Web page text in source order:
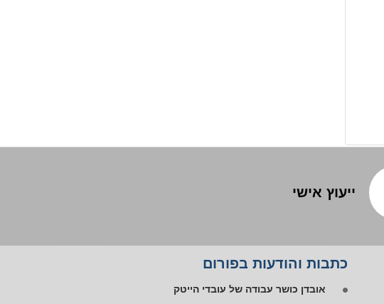
ייעוץ אישי
כתבות והודעות בפורום
אפליית עובד אוטיסט במקום העבודה
פיטורים ללא שימוע בתקופת אי כושר
אובדן כושר עבודה של עובדי הייטק